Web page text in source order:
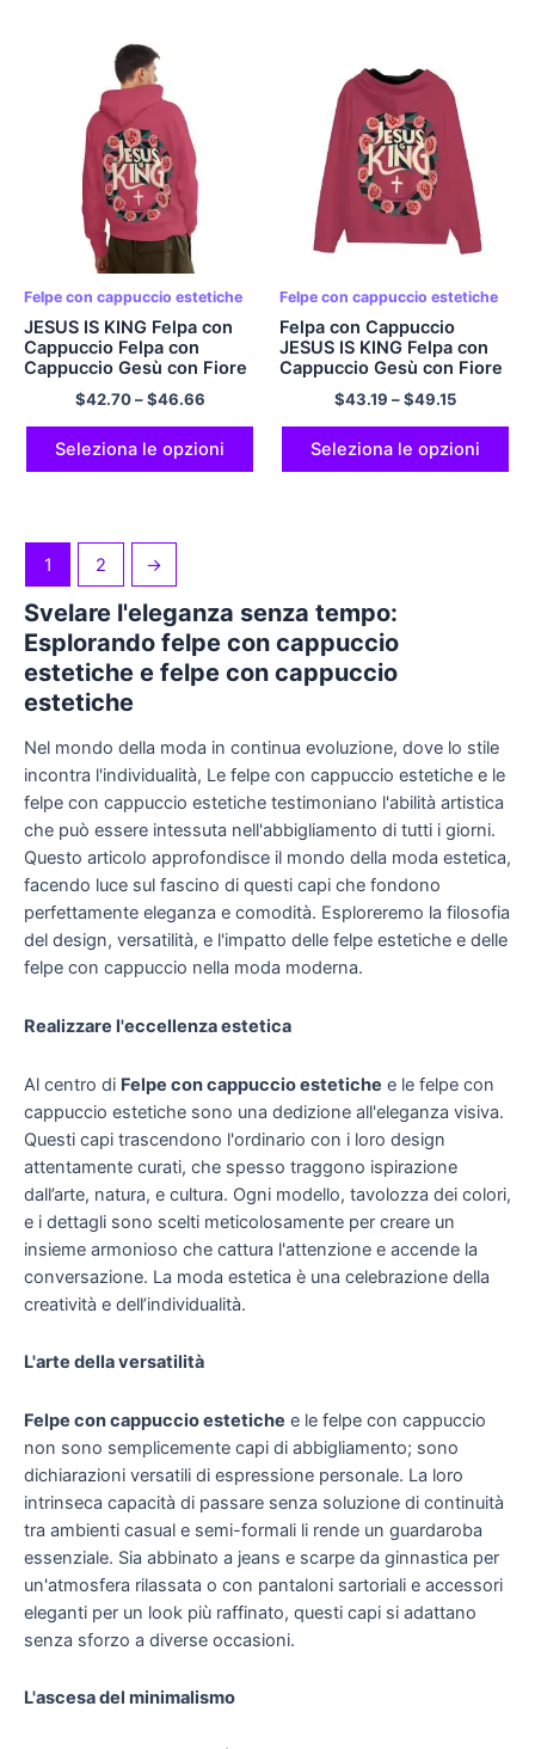
per Uomini e Donne
Felpe con cappuccio estetiche
JESUS ​​IS KING Felpa con
Cappuccio Felpa con
Cappuccio Gesù con Fiore
di Rosa Rossa Felpa con
Cappuccio Estetica Felpa
con Cappuccio Estetica
Comfort Felpa con
Cappuccio Streetwear per
$42.70–$46.66
Seleziona le opzioni
Felpe con cappuccio estetiche
Felpa con Cappuccio
JESUS ​​IS KING Felpa con
Cappuccio Gesù con Fiore
di Rosa Rossa Felpa con
Cappuccio Estetica Felpa
con Cappuccio Streetwear
Comfort per Uomini e
Donne Felpa con
$43.19 –$49.15
Seleziona le opzioni
1 2 →
Svelare l'eleganza senza tempo:
Esplorando felpe con cappuccio
estetiche e felpe con cappuccio
estetiche
Nel mondo della moda in continua evoluzione, dove lo stile
incontra l'individualità, Le felpe con cappuccio estetiche e le
felpe con cappuccio estetiche testimoniano l'abilità artistica
che può essere intessuta nell'abbigliamento di tutti i giorni.
Questo articolo approfondisce il mondo della moda estetica,
facendo luce sul fascino di questi capi che fondono
perfettamente eleganza e comodità. Esploreremo la filosofia
del design, versatilità, e l'impatto delle felpe estetiche e delle
felpe con cappuccio nella moda moderna.
Realizzare l'eccellenza estetica
Al centro di Felpe con cappuccio estetiche e le felpe con
cappuccio estetiche sono una dedizione all'eleganza visiva.
Questi capi trascendono l'ordinario con i loro design
attentamente curati, che spesso traggono ispirazione
dall’arte, natura, e cultura. Ogni modello, tavolozza dei colori,
e i dettagli sono scelti meticolosamente per creare un
insieme armonioso che cattura l'attenzione e accende la
conversazione. La moda estetica è una celebrazione della
creatività e dell’individualità.
L'arte della versatilità
Felpe con cappuccio estetiche e le felpe con cappuccio
non sono semplicemente capi di abbigliamento; sono
dichiarazioni versatili di espressione personale. La loro
intrinseca capacità di passare senza soluzione di continuità
tra ambienti casual e semi-formali li rende un guardaroba
essenziale. Sia abbinato a jeans e scarpe da ginnastica per
un'atmosfera rilassata o con pantaloni sartoriali e accessori
eleganti per un look più raffinato, questi capi si adattano
senza sforzo a diverse occasioni.
L'ascesa del minimalismo